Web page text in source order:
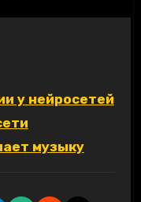
у нейросетей
музыку